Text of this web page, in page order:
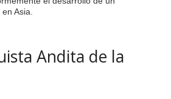
Asia.
Andita de la